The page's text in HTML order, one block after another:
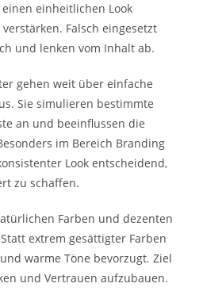
einheitlichen Look
Falsch eingesetzt
und lenken vom Inhalt ab.
gehen weit über einfache
Sie simulieren bestimmte
an und beeinflussen die
im Bereich Branding
Look entscheidend,
zu schaffen.
Farben und dezenten
extrem gesättigter Farben
warme Töne bevorzugt. Ziel
und Vertrauen aufzubauen.